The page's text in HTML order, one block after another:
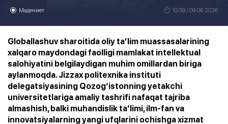
Мәдениет 10:59 / 09.06.2026
Globallashuv sharoitida oliy ta’lim muassasalarining
xalqaro maydondagi faolligi mamlakat intellektual
salohiyatini belgilaydigan muhim omillardan biriga
aylanmoqda. Jizzax politexnika instituti
delegatsiyasining Qozog‘istonning yetakchi
universitetlariga amaliy tashrifi nafaqat tajriba
almashish, balki muhandislik ta’limi, ilm-fan va
innovatsiyalarning yangi ufqlarini ochishga xizmat